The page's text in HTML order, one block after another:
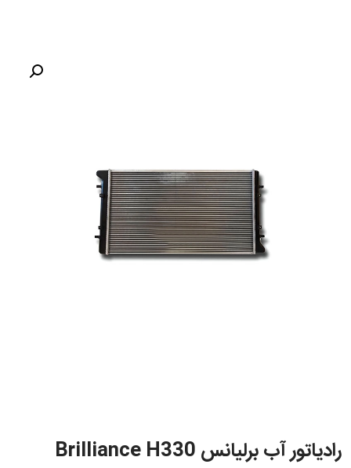
رادیاتور آب برلیانس Brilliance H330